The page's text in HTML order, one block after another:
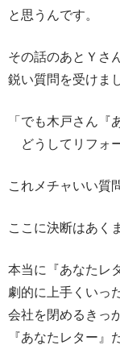
と思うんです。
その話のあとＹさ
鋭い質問を受けま
「でも木戸さん
どうしてリフォ
これメチャいい質
ここに決断はあく
本当に『あなたレ
劇的に上手くいっ
会社を閉めるきっ
『あなたレター』